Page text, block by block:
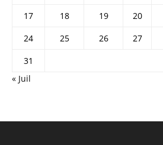
17
18 19 20
24
25 26 27
31
« Juil